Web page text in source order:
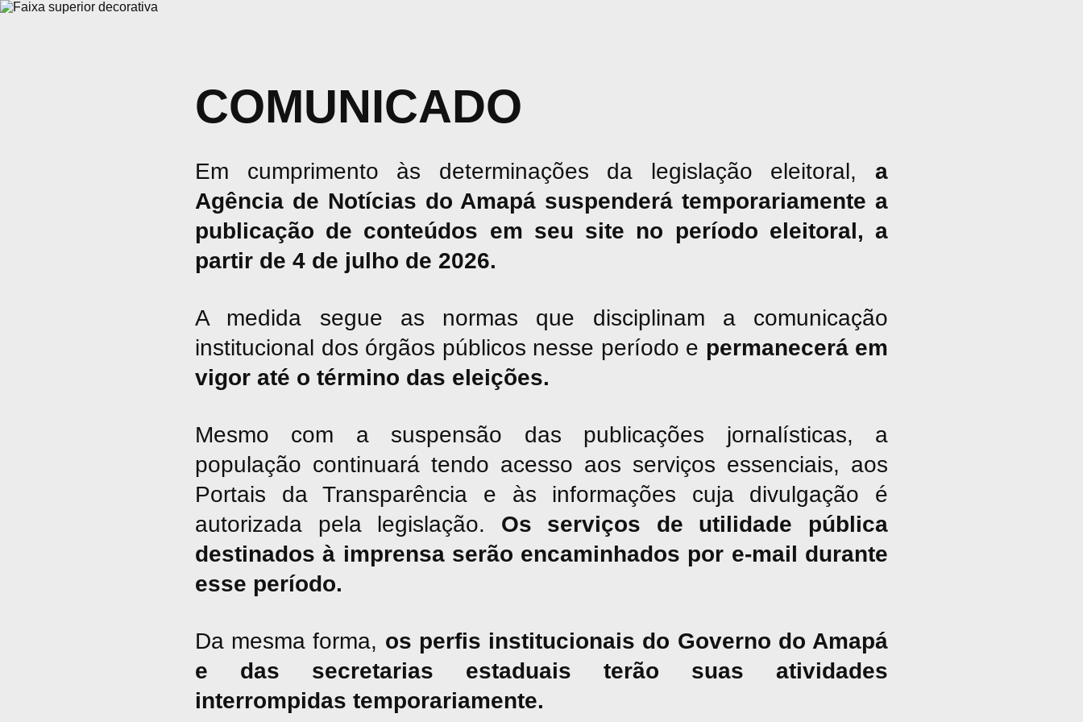
COMUNICADO
Em cumprimento às determinações da legislação eleitoral, a
Agência de Notícias do Amapá suspenderá temporariamente a
publicação de conteúdos em seu site no período eleitoral, a
partir de 4 de julho de 2026.
A medida segue as normas que disciplinam a comunicação
institucional dos órgãos públicos nesse período e permanecerá em
vigor até o término das eleições.
Mesmo com a suspensão das publicações jornalísticas, a
população continuará tendo acesso aos serviços essenciais, aos
Portais da Transparência e às informações cuja divulgação é
autorizada pela legislação. Os serviços de utilidade pública
destinados à imprensa serão encaminhados por e-mail durante
esse período.
Da mesma forma, os perfis institucionais do Governo do Amapá
e das secretarias estaduais terão suas atividades
interrompidas temporariamente.